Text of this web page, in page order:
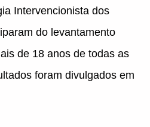
Intervencionista dos
do levantamento
de 18 anos de todas as
foram divulgados em